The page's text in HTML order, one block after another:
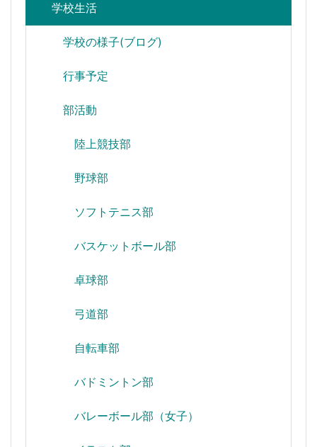
学校生活
学校の様子(ブログ)
行事予定
部活動
陸上競技部
野球部
ソフトテニス部
バスケットボール部
卓球部
弓道部
自転車部
バドミントン部
バレーボール部（女子）